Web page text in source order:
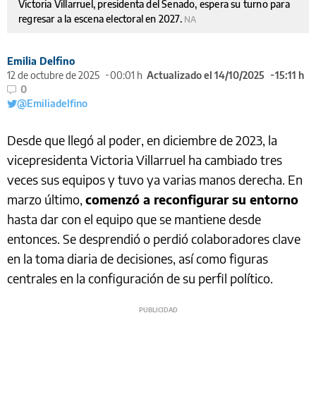
Victoria Villarruel, presidenta del Senado, espera su turno para
regresar a la escena electoral en 2027. NA
Emilia Delfino
12 de octubre de 2025
00:01 h Actualizado el 14/10/2025
15:11 h
0
@Emiliadelfino
Desde que llegó al poder, en diciembre de 2023, la
vicepresidenta Victoria Villarruel ha cambiado tres
veces sus equipos y tuvo ya varias manos derecha. En
marzo último, comenzó a reconfigurar su entorno
hasta dar con el equipo que se mantiene desde
entonces. Se desprendió o perdió colaboradores clave
en la toma diaria de decisiones, así como figuras
centrales en la configuración de su perfil político.